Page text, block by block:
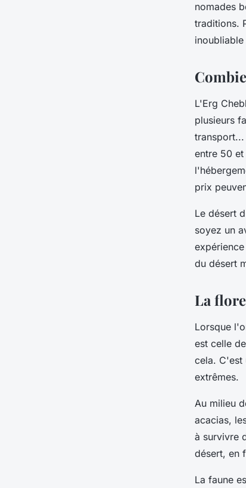
nomades
traditions.
L'Erg
plusieurs
entre 50
prix
Le désert
soyez un
du désert
La
Lorsque
est celle
cela. C'est
extrêmes.
Au milieu
acacias,
à survivre
désert, en
La faune